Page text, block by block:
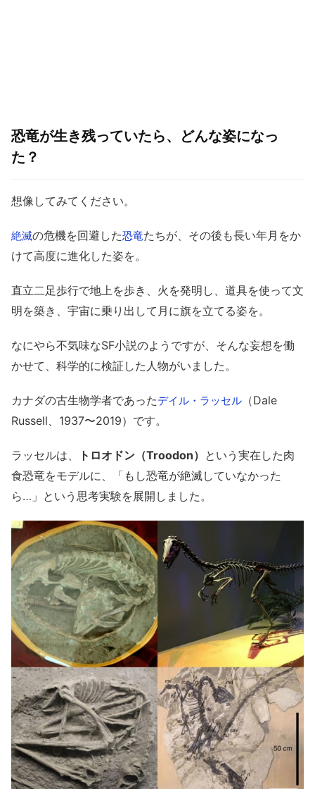
恐竜が生き残っていたら、どんな姿になっ
た？
想像してみてください。
絶滅の危機を回避した恐竜たちが、その後も長い年月をか
けて高度に進化した姿を。
直立二足歩行で地上を歩き、火を発明し、道具を使って文
明を築き、宇宙に乗り出して月に旗を立てる姿を。
なにやら不気味なSF小説のようですが、そんな妄想を働
かせて、科学的に検証した人物がいました。
カナダの古生物学者であったデイル・ラッセル （Dale
Russell、1937〜2019）です。
ラッセルは、 トロオドン（Troodon） という実在した肉
食恐竜をモデルに、「もし恐竜が絶滅していなかった
ら…」という思考実験を展開しました。